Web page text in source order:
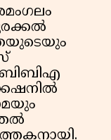
ബിബിഎ